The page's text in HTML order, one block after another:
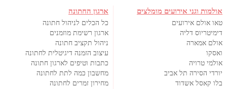
אולמות וגני אירועים מומלצים
טאו אולם אירועים
דימיטריוס דליה
אולם אמארה
ואסקו
אולמי טרויה
יורדי הסירה תל אביב
בלו קאסל אשדוד
ארגון החתונה
כל הכלים לניהול חתונה
ארגון רשימת מוזמנים
ניהול תקציב חתונה
עיצוב הזמנה דיגיטלית לחתונה
כתבות וטיפים לארגון חתונה
מחשבון כמה לתת לחתונה
מחירון זמרים לחתונה